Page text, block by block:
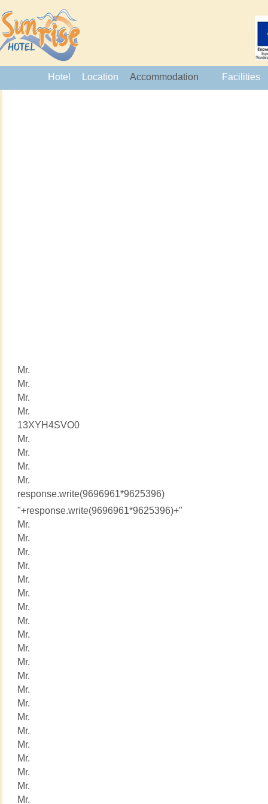
Hotel Location Accommodation Facilities
Mr.
Mr.
Mr.
Mr.
13XYH4SVO0
Mr.
Mr.
Mr.
Mr.
response.write(9696961*9625396)
"+response.write(9696961*9625396)+"
Mr.
Mr.
Mr.
Mr.
Mr.
Mr.
Mr.
Mr.
Mr.
Mr.
Mr.
Mr.
Mr.
Mr.
Mr.
Mr.
Mr.
Mr.
Mr.
Mr.
Mr.